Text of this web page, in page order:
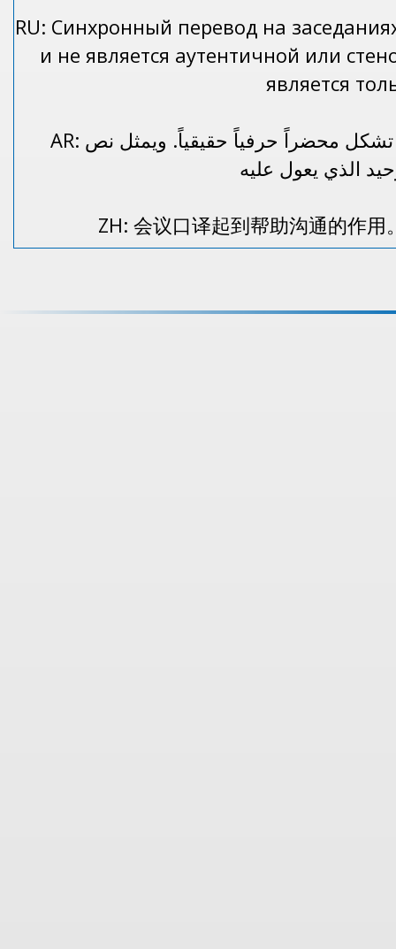
RU: Синхронный перевод на
и не является аутентичной или
является
AR: ترمي الترجمة الفورية للمداولات إلى تسهيل التواصل ولا تشكل محضراً حرفياً حقيقياً. ويمثل نص
ZH: 会议口译起到帮助沟通的作